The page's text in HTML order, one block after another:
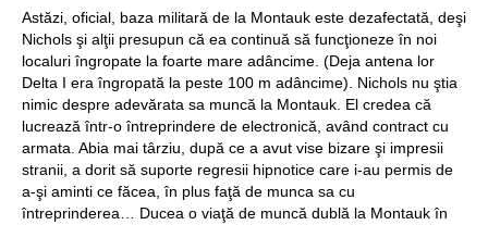
Astăzi, oficial, baza militară de la Montauk este dezafectată, deşi
Nichols şi alţii presupun că ea continuă să funcţioneze în noi
localuri îngropate la foarte mare adâncime. (Deja antena lor
Delta I era îngropată la peste 100 m adâncime). Nichols nu ştia
nimic despre adevărata sa muncă la Montauk. El credea că
lucrează într-o întreprindere de electronică, având contract cu
armata. Abia mai târziu, după ce a avut vise bizare şi impresii
stranii, a dorit să suporte regresii hipnotice care i-au permis de
a-şi aminti ce făcea, în plus faţă de munca sa cu
întreprinderea… Ducea o viaţă de muncă dublă la Montauk în